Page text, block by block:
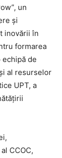
un
și
inovării în
formarea
de
al resurselor
UPT, a
CCOC,